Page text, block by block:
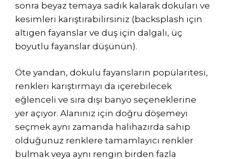
sonra beyaz temaya sadık kalarak dokuları ve
kesimleri karıştırabilirsiniz (backsplash için
altıgen fayanslar ve duş için dalgalı, üç
boyutlu fayanslar düşünün).
Öte yandan, dokulu fayansların popülaritesi,
renkleri karıştırmayı da içerebilecek
eğlenceli ve sıra dışı banyo seçeneklerine
yer açıyor. Alanınız için doğru döşemeyi
seçmek aynı zamanda halihazırda sahip
olduğunuz renklere tamamlayıcı renkler
bulmak veya aynı rengin birden fazla